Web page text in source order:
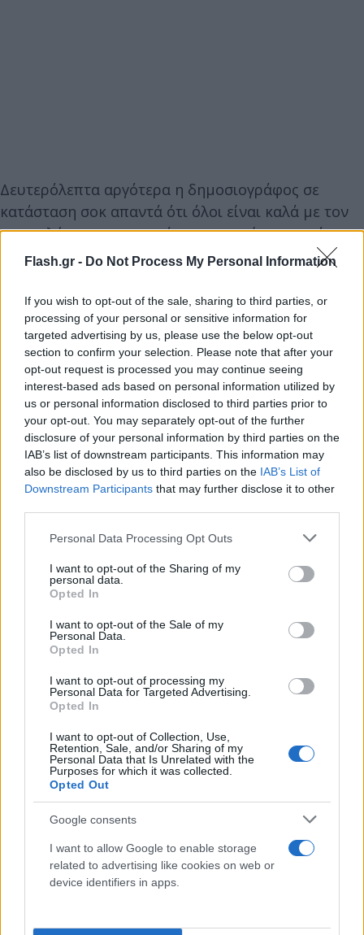
Flash.gr - Do Not Process My Personal Information
If you wish to opt-out of the sale, sharing to third parties, or
processing of your personal or sensitive information for
targeted advertising by us, please use the below opt-out
section to confirm your selection. Please note that after your
opt-out request is processed you may continue seeing
interest-based ads based on personal information utilized by
us or personal information disclosed to third parties prior to
your opt-out. You may separately opt-out of the further
disclosure of your personal information by third parties on the
IAB’s list of downstream participants. This information may
also be disclosed by us to third parties on the IAB’s List of
Downstream Participants that may further disclose it to other
Please note that this website/app uses one or more Google
not limited to your visit or usage behaviour. You may click to
grant or deny consent to Google and its third-party tags to
use your data for below specified purposes in below Google
consent section.
Personal Data Processing Opt Outs
I want to opt-out of the Sharing of my
personal data.
Opted In
I want to opt-out of the Sale of my
Personal Data.
Opted In
I want to opt-out of processing my
Personal Data for Targeted Advertising.
Opted In
I want to opt-out of Collection, Use,
Retention, Sale, and/or Sharing of my
Personal Data that Is Unrelated with the
Purposes for which it was collected.
Opted Out
Google consents
I want to allow Google to enable storage
related to advertising like cookies on web or
device identifiers in apps.
Δευτερόλεπτα αργότερα η δημοσιογράφος σε
κατάσταση σοκ απαντά ότι όλοι είναι καλά με τον
εικονολήπτη να καταγράφει τις συνέπειες από την
έκρηξη της ρουκέτας.
Όπως αναφέρει ο Guardian, το τηλεοπτικό
συνεργείο από τον Λίβανο βρισκόταν μαζί με
άλλους δημοσιογράφους στην περιοχή Γιαρούν
κοντά στα σύνορα με το Ισραήλ.
Αξίζει να σημειωθεί πως αν και ο παρουσιαστής
θεώρησε ως δεδομένο πως η ρουκέτα ήρθε από το
Ισραήλ, μέχρι στιγμής δεν έχει υπάρξει κάποια
επίσημη επιβεβαίωση από το Τελ Αβίβ.